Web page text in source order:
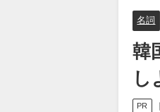
名詞
韓
し
PR